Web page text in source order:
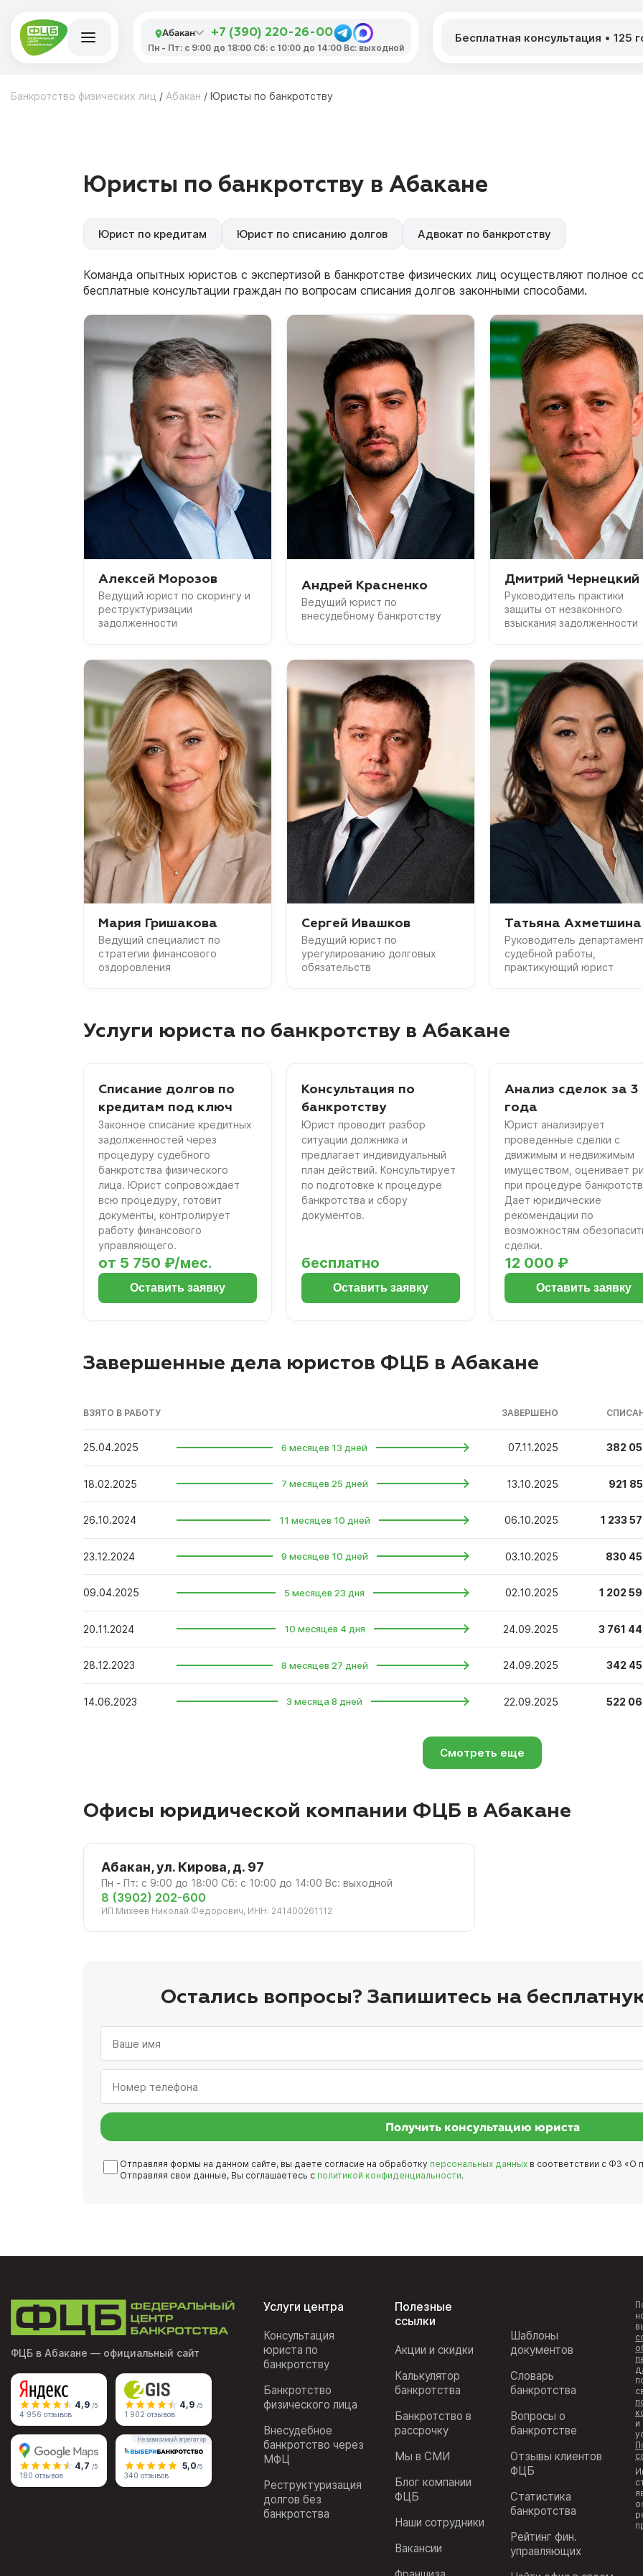
Абакан +7 (390) 220-26-00
Пн - Пт: с 9:00 до 18:00 Сб: с 10:00 до 14:00 Вс: выходной
Бесплатная консультация • 125
Банкротство физических лиц / Абакан / Юристы по банкротству
Юристы по банкротству в Абакане
Юрист по кредитам Юрист по списанию долгов Адвокат по банкротству
Команда опытных юристов с экспертизой в банкротстве физических лиц осуществляют полное
бесплатные консультации граждан по вопросам списания долгов законными способами.
Алексей Морозов
Ведущий юрист по скорингу и
реструктуризации
задолженности
Андрей Красненко
Ведущий юрист по
внесудебному банкротству
Дмитрий Чернецкий
Руководитель практики
защиты от незаконного
взыскания задолженности
Мария Гришакова
Ведущий специалист по
стратегии финансового
оздоровления
Сергей Ивашков
Ведущий юрист по
урегулированию долговых
обязательств
Татьяна Ахметшина
Руководитель
судебной работы,
практикующий юрист
Услуги юриста по банкротству в Абакане
Списание долгов по
кредитам под ключ
Законное списание кредитных
задолженностей через
процедуру судебного
банкротства физического
лица. Юрист сопровождает
всю процедуру, готовит
документы, контролирует
работу финансового
управляющего.
от 5 750 ₽/мес.
Оставить заявку
Консультация по
банкротству
Юрист проводит разбор
ситуации должника и
предлагает индивидуальный
план действий. Консультирует
по подготовке к процедуре
банкротства и сбору
документов.
бесплатно
Оставить заявку
Анализ сделок за 3
года
Юрист анализирует
проведенные сделки с
движимым и недвижимым
имуществом, оценивает
при процедуре
Дает юридические
рекомендации по
возможностям
сделки.
12 000 ₽
Оставить заявку
Завершенные дела юристов ФЦБ в Абакане
ВЗЯТО В РАБОТУ ЗАВЕРШЕНО
25.04.2025 6 месяцев 13 дней 07.11.2025 382
18.02.2025 7 месяцев 25 дней 13.10.2025 921
26.10.2024 11 месяцев 10 дней 06.10.2025 1 233
23.12.2024 9 месяцев 10 дней 03.10.2025 830
09.04.2025 5 месяцев 23 дня 02.10.2025 1 202
20.11.2024 10 месяцев 4 дня 24.09.2025 3 761
28.12.2023 8 месяцев 27 дней 24.09.2025 342
14.06.2023 3 месяца 8 дней 22.09.2025 522
Смотреть еще
Офисы юридической компании ФЦБ в Абакане
Абакан, ул. Кирова, д. 97
Пн - Пт: с 9:00 до 18:00 Сб: с 10:00 до 14:00 Вс: выходной
8 (3902) 202-600
ИП Михеев Николай Федорович, ИНН: 241400261112
Остались вопросы? Запишитесь на
Получить консультацию юриста
Отправляя формы на данном сайте, вы даете согласие на обработку персональных данных в соответствии с ФЗ «О
Отправляя свои данные, Вы соглашаетесь с политикой конфиденциальности.
ФЦБ в Абакане — официальный сайт
4,9 /5
4 956 отзывов
4,9 /5
1 902 отзывов
4,7 /5
180 отзывов
Независимый агрегатор
5,0/5
340 отзывов
Услуги центра
Консультация
юриста по
банкротству
Банкротство
физического лица
Внесудебное
банкротство через
МФЦ
Реструктуризация
долгов без
банкротства
Полезные
ссылки
Акции и скидки
Калькулятор
банкротства
Банкротство в
рассрочку
Мы в СМИ
Блог компании
ФЦБ
Наши сотрудники
Вакансии
Шаблоны
документов
Словарь
банкротства
Вопросы о
банкротстве
Отзывы клиентов
ФЦБ
Статистика
банкротства
Рейтинг фин.
управляющих
и